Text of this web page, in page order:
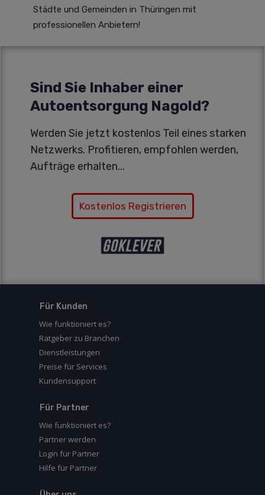
Städte und Gemeinden in Thüringen mit
professionellen Anbietern!
Sind Sie Inhaber einer
Autoentsorgung Nagold?
Werden Sie jetzt kostenlos Teil eines starken
Netzwerks. Profitieren, empfohlen werden,
Aufträge erhalten...
Kostenlos Registrieren
Für Kunden
Wie funktioniert es?
Ratgeber zu Branchen
Dienstleistungen
Preise für Services
Kundensupport
Für Partner
Wie funktioniert es?
Partner werden
Login für Partner
Hilfe für Partner